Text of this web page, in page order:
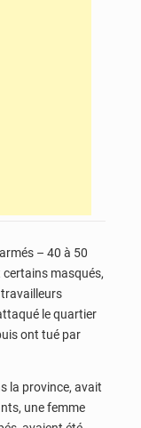
– 40 à 50
certains masqués,
le quartier
ont tué par
la province, avait
une femme